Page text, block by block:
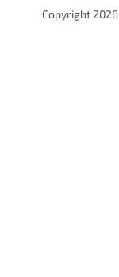
Copyright 2026